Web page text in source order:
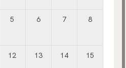
5 6 7 8
12 13 14 15